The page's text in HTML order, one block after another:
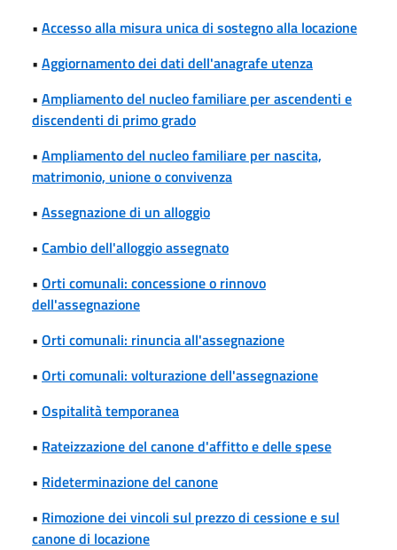
• Accesso alla misura unica di sostegno alla locazione
• Aggiornamento dei dati dell'anagrafe utenza
• Ampliamento del nucleo familiare per ascendenti e
discendenti di primo grado
• Ampliamento del nucleo familiare per nascita,
matrimonio, unione o convivenza
• Assegnazione di un alloggio
• Cambio dell'alloggio assegnato
• Orti comunali: concessione o rinnovo
dell'assegnazione
• Orti comunali: rinuncia all'assegnazione
• Orti comunali: volturazione dell'assegnazione
• Ospitalità temporanea
• Rateizzazione del canone d'affitto e delle spese
• Rideterminazione del canone
• Rimozione dei vincoli sul prezzo di cessione e sul
canone di locazione